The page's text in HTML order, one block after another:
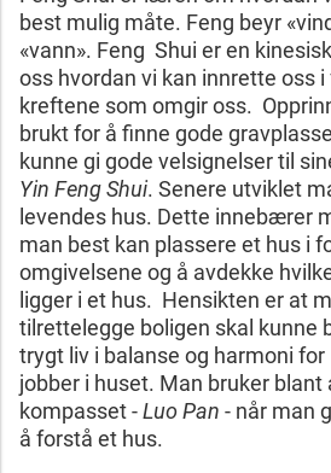
best mulig måte. Feng beyr
«vann». Feng Shui er en
oss hvordan vi kan innrette oss
kreftene som omgir oss.
brukt for å finne gode
kunne gi gode velsignelser til
Yin Feng Shui. Senere utviklet
levendes hus. Dette innebærer
man best kan plassere et hus i
omgivelsene og å avdekke
ligger i et hus. Hensikten er at
tilrettelegge boligen skal kunne
trygt liv i balanse og harmoni
jobber i huset. Man bruker
kompasset -Luo Pan - når man
å forstå et hus.